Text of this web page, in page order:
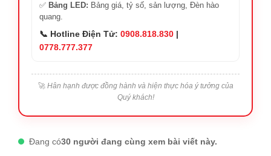
✅ Bảng LED: Bảng giá, tỷ số, sản lượng, Đèn hào
quang.
📞 Hotline Điện Tử: 0908.818.830 |
0778.777.377
🚀 Hân hạnh được đồng hành và hiện thực hóa ý tưởng của
Quý khách!
Đang có30 người đang cùng xem bài viết này.